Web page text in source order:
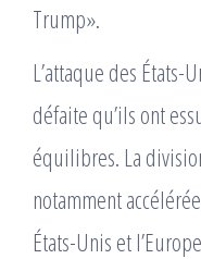
Trump».
L’attaque des États-
défaite qu’ils ont
équilibres. La
notamment
États-Unis et